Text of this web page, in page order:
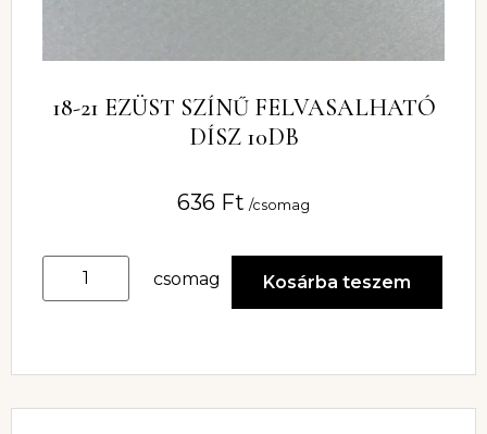
18-21 EZÜST SZÍNŰ FELVASALHATÓ
DÍSZ 10DB
636 Ft /csomag
csomag Kosárba teszem